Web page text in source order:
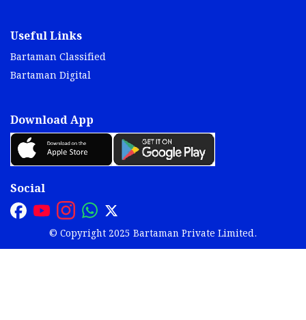
Useful Links
Bartaman Classified
Bartaman Digital
Download App
Social
© Copyright 2025 Bartaman Private Limited.